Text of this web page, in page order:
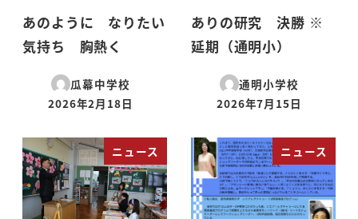
あのように なりたい
気持ち 胸熱く
瓜幕中学校
投稿日
2026年2月18日
ありの研究 決勝 ※
延期（通明小）
通明小学校
投稿日
2026年7月15日
ニュース ニュース